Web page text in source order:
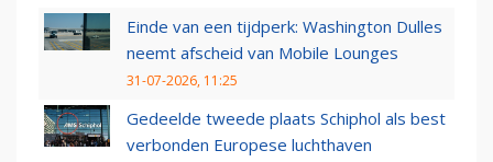
Einde van een tijdperk: Washington Dulles
neemt afscheid van Mobile Lounges
31-07-2026, 11:25
Gedeelde tweede plaats Schiphol als best
verbonden Europese luchthaven